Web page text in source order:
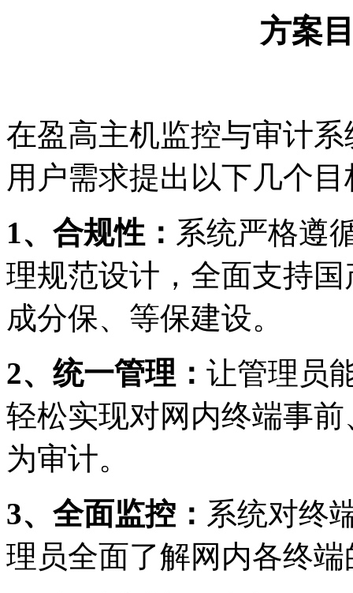
方案
在盈高主机监控与审计
用户需求提出以下几个目
1、合规性： 系统严格遵
理规范设计，全面支持
成分保、等保建设。
2、统一管理： 让管理员
轻松实现对网内终端事
为审计。
3、全面监控： 系统对终
理员全面了解网内各终